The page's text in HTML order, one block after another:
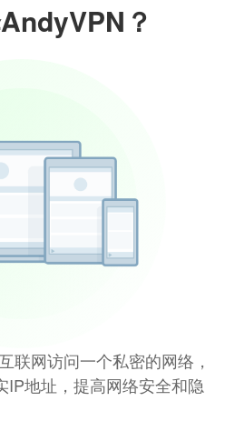
？
联网访问一个私密的网络，
IP地址，提高网络安全和隐